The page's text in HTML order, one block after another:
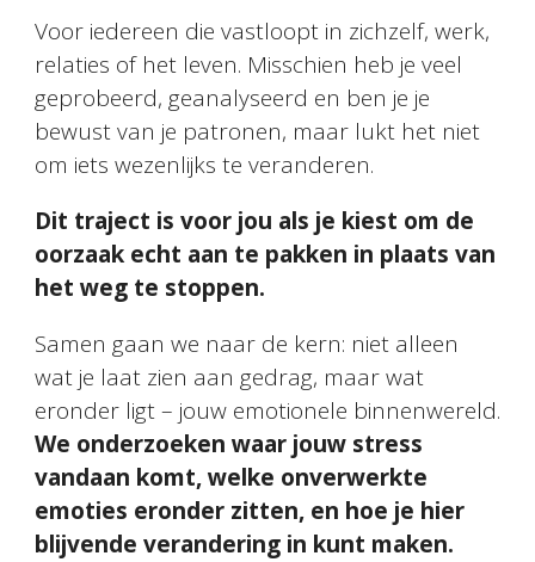
Voor iedereen die vastloopt in zichzelf, werk,
relaties of het leven. Misschien heb je veel
geprobeerd, geanalyseerd en ben je je
bewust van je patronen, maar lukt het niet
om iets wezenlijks te veranderen.
Dit traject is voor jou als je kiest om de
oorzaak echt aan te pakken in plaats van
het weg te stoppen.
Samen gaan we naar de kern: niet alleen
wat je laat zien aan gedrag, maar wat
eronder ligt – jouw emotionele binnenwereld.
We onderzoeken waar jouw stress
vandaan komt, welke onverwerkte
emoties eronder zitten, en hoe je hier
blijvende verandering in kunt maken.